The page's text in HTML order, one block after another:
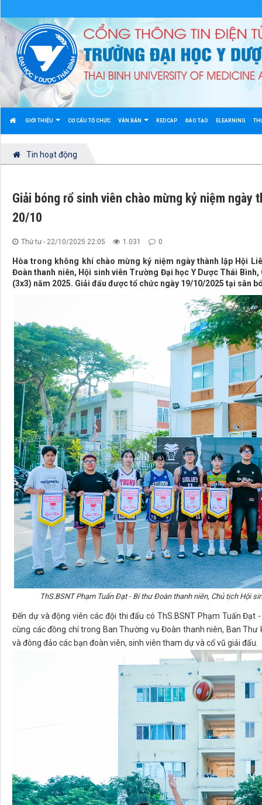
GIỚI THIỆU CƠ CẤU TỔ CHỨC VĂN BẢN REDCAP ĐÀO TẠO ELEARNING
Tin hoạt động
Giải bóng rổ sinh viên chào mừng kỷ niệm ngày
20/10
Thứ tư - 22/10/2025 22:05 1.031 0
Hòa trong không khí chào mừng kỷ niệm ngày thành lập Hội
Đoàn thanh niên, Hội sinh viên Trường Đại học Y Dược Thái
(3x3) năm 2025. Giải đấu được tổ chức ngày 19/10/2025 tại sân
ThS.BSNT Phạm Tuấn Đạt - Bí thư Đoàn thanh niên, Chủ tịch Hội
Đến dự và động viên các đội thi đấu có ThS.BSNT Phạm Tuấn
cùng các đồng chí trong Ban Thường vụ Đoàn thanh niên, Ban Thư
và đông đảo các bạn đoàn viên, sinh viên tham dự và cổ vũ giải đấu.